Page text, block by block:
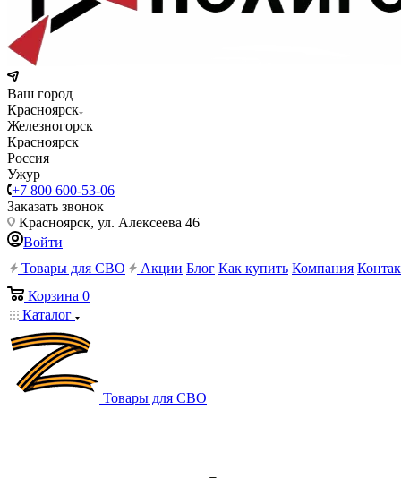
Ваш город
Красноярск
Железногорск
Красноярск
Россия
Ужур
+7 800 600-53-06
Заказать звонок
Красноярск, ул. Алексеева 46
Войти
Товары для СВО
Акции Блог Как купить Компания
Корзина 0
Каталог
Товары для СВО